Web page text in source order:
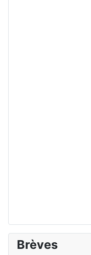
Brèves